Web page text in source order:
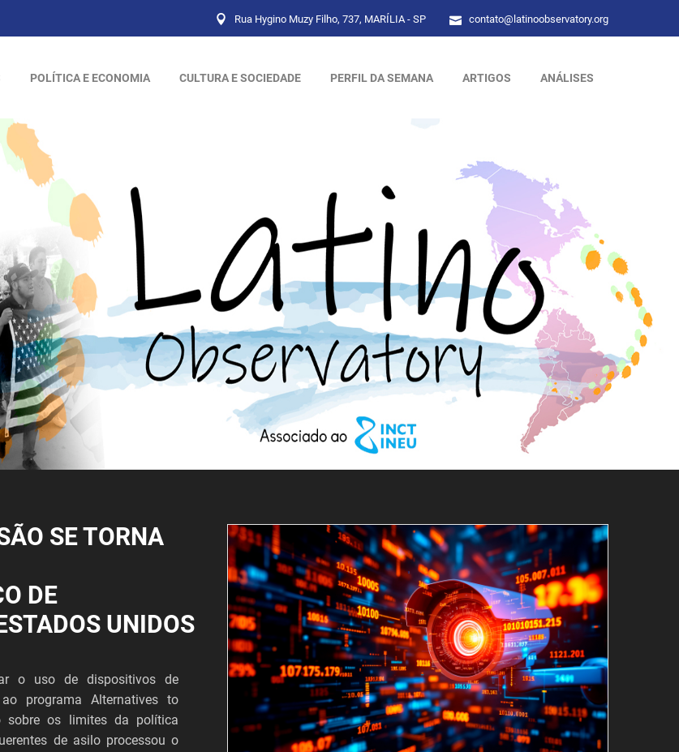
Rua Hygino Muzy Filho, 737, MARÍLIA - SP contato@latinoobservatory.org
POLÍTICA E ECONOMIA CULTURA E SOCIEDADE PERFIL DA SEMANA ARTIGOS ANÁLISES
SE TORNA
DE
UNIDOS
o uso de dispositivos de
programa Alternatives to
sobre os limites da política
de asilo processou o